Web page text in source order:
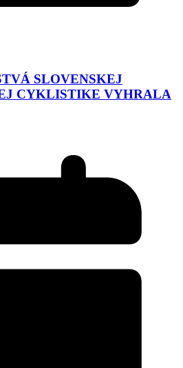
SLOVENSKEJ
CYKLISTIKE VYHRALA